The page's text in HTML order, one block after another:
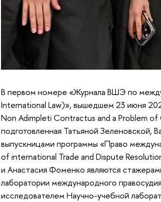
В первом номере «Журнала ВШЭ по
International Law)», вышедшем 23 июня
Non Adimpleti Contractus and a Problem of
подготовленная Татьяной
выпускницами программы «Право
of international Trade and Dispute
и Анастасия Фоменко являются
лаборатории международного
исследователем Научно-учебной